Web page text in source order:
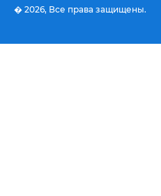
� 2026, Все права защищены.